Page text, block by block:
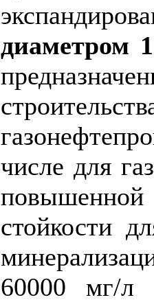
диаметром
числе для
стойкости
60000 мг/л